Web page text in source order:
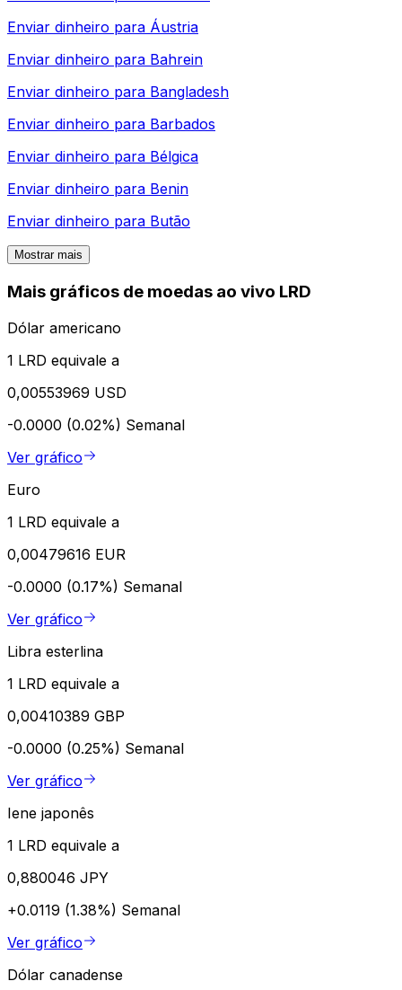
Enviar dinheiro para Áustria
Enviar dinheiro para Bahrein
Enviar dinheiro para Bangladesh
Enviar dinheiro para Barbados
Enviar dinheiro para Bélgica
Enviar dinheiro para Benin
Enviar dinheiro para Butão
Mostrar mais
Mais gráficos de moedas ao vivo LRD
Dólar americano
1 LRD equivale a
0,00553969 USD
-0.0000 (0.02%) Semanal
Ver gráfico
Euro
1 LRD equivale a
0,00479616 EUR
-0.0000 (0.17%) Semanal
Ver gráfico
Libra esterlina
1 LRD equivale a
0,00410389 GBP
-0.0000 (0.25%) Semanal
Ver gráfico
Iene japonês
1 LRD equivale a
0,880046 JPY
+0.0119 (1.38%) Semanal
Ver gráfico
Dólar canadense